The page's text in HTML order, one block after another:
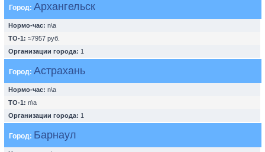
Город: Архангельск
Нормо-час: n\a
ТО-1: ≈7957 руб.
Организации города: 1
Город: Астрахань
Нормо-час: n\a
ТО-1: n\a
Организации города: 1
Город: Барнаул